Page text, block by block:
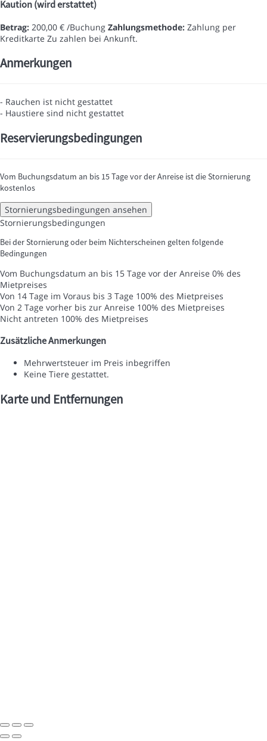
Kaution (wird erstattet)
Betrag: 200,00 € /Buchung Zahlungsmethode: Zahlung per
Kreditkarte Zu zahlen bei Ankunft.
Anmerkungen
- Rauchen ist nicht gestattet
- Haustiere sind nicht gestattet
Reservierungsbedingungen
Vom Buchungsdatum an bis 15 Tage vor der Anreise ist die Stornierung
kostenlos
Stornierungsbedingungen ansehen
Stornierungsbedingungen
Bei der Stornierung oder beim Nichterscheinen gelten folgende
Bedingungen
Vom Buchungsdatum an bis 15 Tage vor der Anreise 0% des
Mietpreises
Von 14 Tage im Voraus bis 3 Tage 100% des Mietpreises
Von 2 Tage vorher bis zur Anreise 100% des Mietpreises
Nicht antreten 100% des Mietpreises
Zusätzliche Anmerkungen
Mehrwertsteuer im Preis inbegriffen
Keine Tiere gestattet.
Karte und Entfernungen